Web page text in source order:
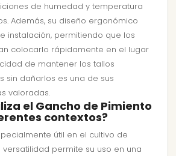
de humedad y temperatura
Además, su diseño ergonómico
instalación, permitiendo que los
colocarlo rápidamente en el lugar
de mantener los tallos
sin dañarlos es una de sus
valoradas.
el Gancho de Pimiento
contextos?
útil en el cultivo de
versatilidad permite su uso en una